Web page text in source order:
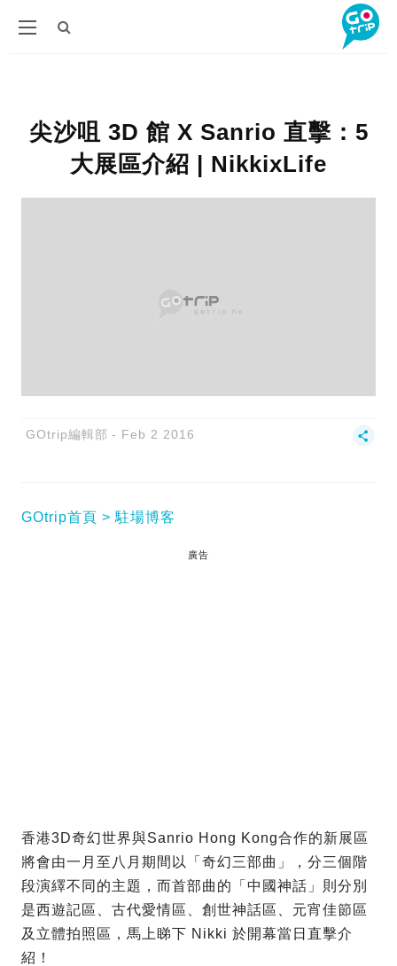
尖沙咀 3D 館 X Sanrio 直擊：5
大展區介紹 | NikkixLife
GOtrip編輯部 Feb 2 2016
GOtrip首頁 駐場博客
廣告
香港3D奇幻世界與Sanrio Hong Kong合作的新展區
將會由一月至八月期間以「奇幻三部曲」，分三個階
段演繹不同的主題，而首部曲的「中國神話」則分別
是西遊記區、古代愛情區、創世神話區、元宵佳節區
及立體拍照區，馬上睇下 Nikki 於開幕當日直擊介
紹！